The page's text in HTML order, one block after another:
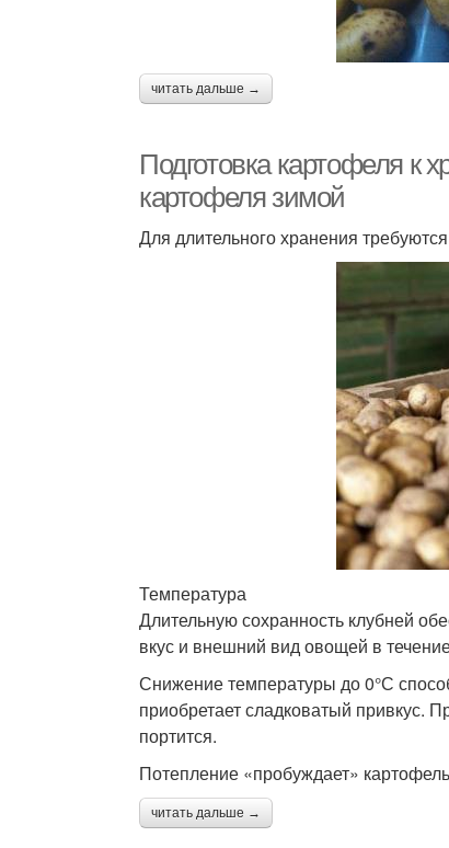
читать дальше →
Подготовка картофеля к
картофеля зимой
Для длительного хранения
Температура
Длительную сохранность клубней
вкус и внешний вид овощей в
Снижение температуры до 0°С
приобретает сладковатый привкус.
портится.
Потепление «пробуждает»
читать дальше →